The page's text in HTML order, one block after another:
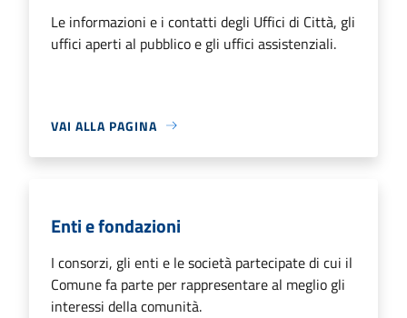
Le informazioni e i contatti degli Uffici di Città, gli
uffici aperti al pubblico e gli uffici assistenziali.
VAI ALLA PAGINA
Enti e fondazioni
I consorzi, gli enti e le società partecipate di cui il
Comune fa parte per rappresentare al meglio gli
interessi della comunità.